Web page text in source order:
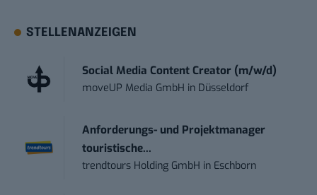
STELLENANZEIGEN
Social Media Content Creator (m/w/d)
moveUP Media GmbH in Düsseldorf
Anforderungs- und Projektmanager
touristische...
trendtours Holding GmbH in Eschborn